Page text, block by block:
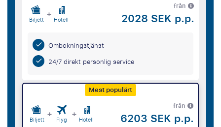
Biljett + Hotell
från
2028 SEK p.p.
Ombokningstjänst
24/7 direkt personlig service
Mest populärt
Biljett + Flyg + Hotell
från
6203 SEK p.p.